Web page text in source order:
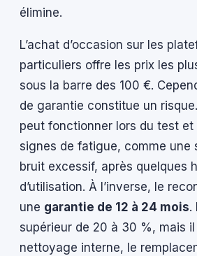
élimine.
L’achat d’occasion sur les
particuliers offre les prix les
sous la barre des 100 €.
de garantie constitue un
peut fonctionner lors du test et
signes de fatigue, comme une
bruit excessif, après quelques
d’utilisation. À l’inverse, le
une garantie de 12 à 24 mois.
supérieur de 20 à 30 %, mais
nettoyage interne, le